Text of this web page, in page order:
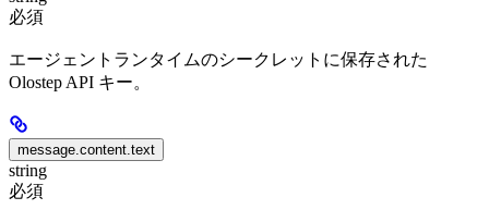
必須
エージェントランタイムのシークレットに保存された
Olostep API キー。
message.content.text
string
必須